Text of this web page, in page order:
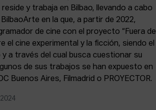
y trabaja en Bilbao, llevando a cabo
en la que, a partir de 2022,
de cine con el proyecto “Fuera de
el cine experimental y la ficción, siendo el
a través del cual busca cuestionar su
de sus trabajos se han expuesto en
Buenos Aires, Filmadrid o PROYECTOR.